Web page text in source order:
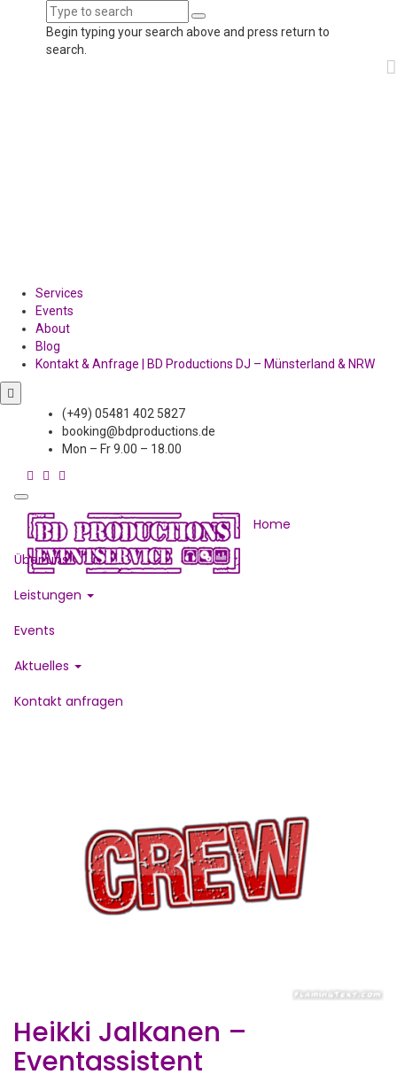
Begin typing your search above and press return to
search.
Services
Events
About
Blog
Kontakt & Anfrage | BD Productions DJ – Münsterland & NRW
(+49) 05481 402 5827
booking@bdproductions.de
Mon – Fr 9.00 – 18.00
Home
Über uns
Leistungen
Events
Aktuelles
Kontakt anfragen
Heikki Jalkanen –
Eventassistent